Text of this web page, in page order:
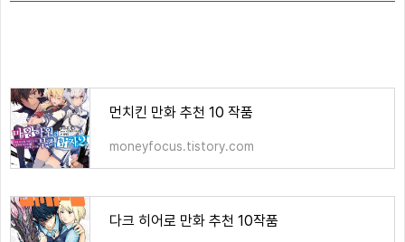
먼치킨 만화 추천 10 작품
moneyfocus.tistory.com
다크 히어로 만화 추천 10작품